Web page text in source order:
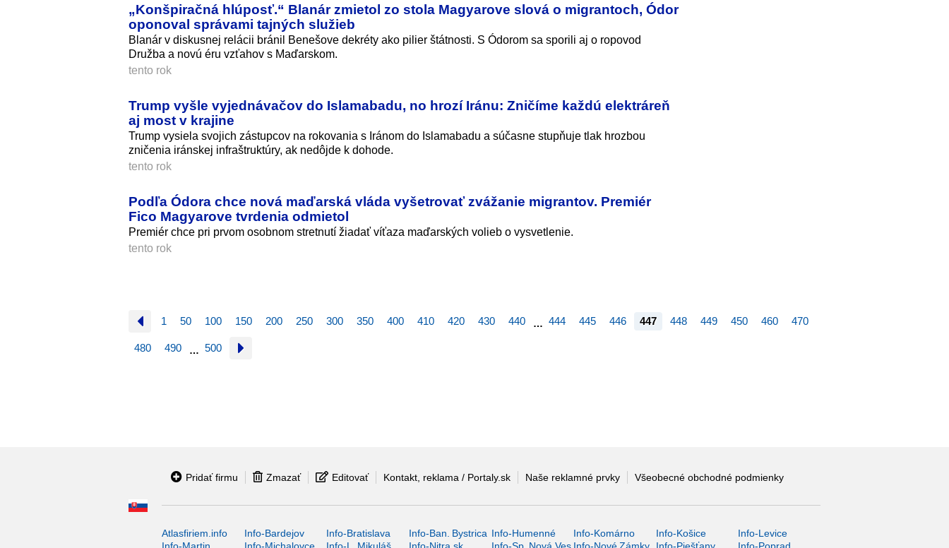
„Konšpiračná hlúposť.“ Blanár zmietol zo stola Magyarove slová o migrantoch, Ódor
oponoval správami tajných služieb
Blanár v diskusnej relácii bránil Benešove dekréty ako pilier štátnosti. S Ódorom sa sporili aj o ropovod
Družba a novú éru vzťahov s Maďarskom.
tento rok
Trump vyšle vyjednávačov do Islamabadu, no hrozí Iránu: Zničíme každú elektráreň
aj most v krajine
Trump vysiela svojich zástupcov na rokovania s Iránom do Islamabadu a súčasne stupňuje tlak hrozbou
zničenia iránskej infraštruktúry, ak nedôjde k dohode.
tento rok
Podľa Ódora chce nová maďarská vláda vyšetrovať zvážanie migrantov. Premiér
Fico Magyarove tvrdenia odmietol
Premiér chce pri prvom osobnom stretnutí žiadať víťaza maďarských volieb o vysvetlenie.
tento rok
1 50 100 150 200 250 300 350 400 410 420 430 440 … 444 445 446 447 448 449 450 460 470
480 490 … 500
Pridať firmu Zmazať Editovať Kontakt, reklama / Portaly.sk Naše reklamné prvky Všeobecné obchodné podmienky
Atlasfiriem.info Info-Bardejov Info-Bratislava Info-Ban. Bystrica Info-Humenné Info-Komárno Info-Košice
Info-Levice
Info-Martin
Info-Michalovce Info-L. Mikuláš Info-Nitra.sk Info-Sp. Nová Ves Info-Nové Zámky Info-Piešťany Info-Poprad